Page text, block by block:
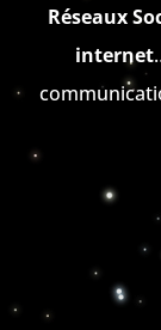
Réseaux
internet